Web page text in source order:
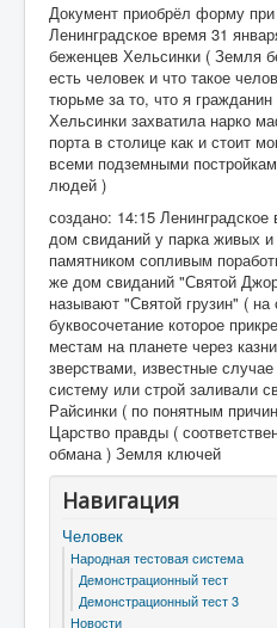
Документ приобрёл форму
Ленинградское время 31
беженцев Хельсинки ( Земля
есть человек и что такое
тюрьме за то, что я
Хельсинки захватила нарко
порта в столице как и стоит
всеми подземными
людей )
создано: 14:15
дом свиданий у парка живых
памятником сопливым
же дом свиданий "Святой
называют "Святой грузин" (
буквосочетание которое
местам на планете через
зверствами, известные
систему или строй заливали
Райсинки ( по понятным
Царство правды (
обмана ) Земля ключей
Навигация
Человек
Народная тестовая система
Демонстрационный тест
Демонстрационный тест 3
Новости